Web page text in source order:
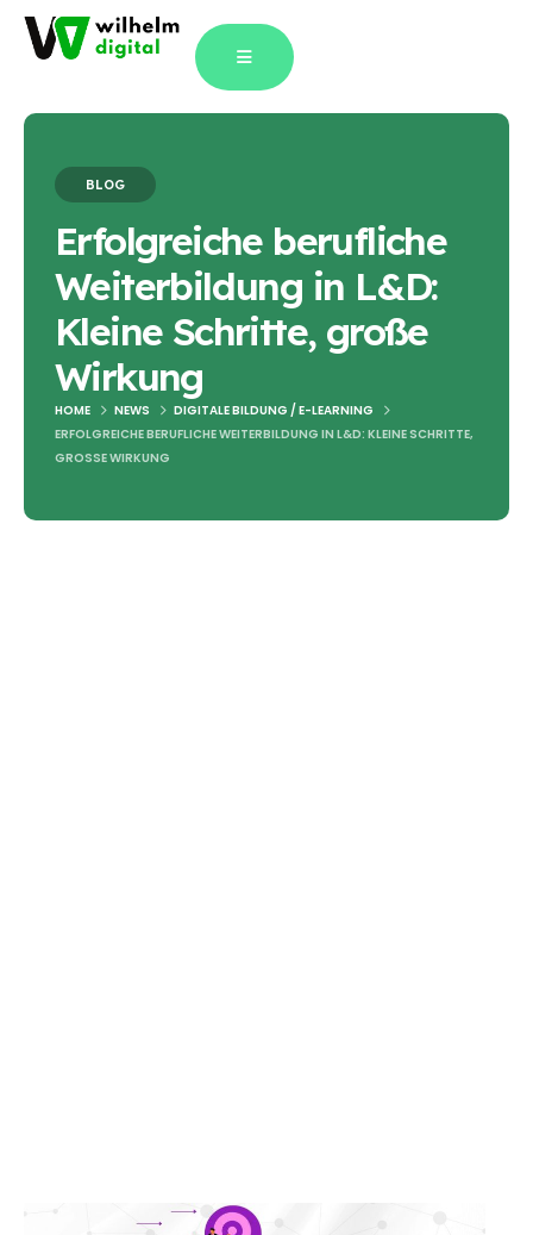
BLOG
Erfolgreiche berufliche
Weiterbildung in L&D:
Kleine Schritte, große
Wirkung
HOME NEWS
DIGITALE BILDUNG / E-LEARNING
ERFOLGREICHE BERUFLICHE WEITERBILDUNG IN L&D: KLEINE SCHRITTE,
GROSSE WIRKUNG